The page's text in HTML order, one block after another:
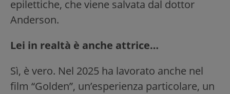
epilettiche, che viene salvata dal dottor
Anderson.
Lei in realtà è anche attrice…
Sì, è vero. Nel 2025 ha lavorato anche nel
film “Golden”, un’esperienza particolare, un